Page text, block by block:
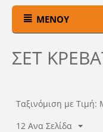
ΜΕΝΟΎ
ΣΕΤ
Ταξινόμιση με Τιμή:
12 Ανα Σελίδα